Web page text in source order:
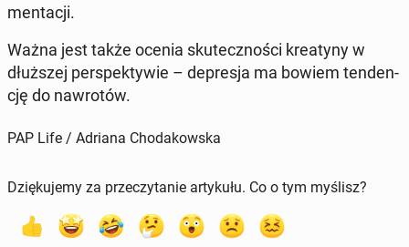
men­ta­cji.
Ważna jest także ocenia sku­tecz­no­ści kre­aty­ny w
dłuż­szej per­spek­ty­wie – de­pre­sja ma bowiem ten­den­
cję do na­wro­tów.
PAP Life / Adriana Chodakowska
Dziękujemy za przeczytanie artykułu. Co o tym myślisz?